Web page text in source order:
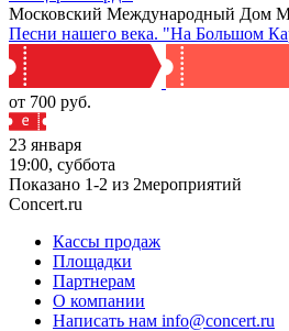
Московский Международный Дом
Песни нашего века. "На Большом
от 700 руб.
23 января
19:00, суббота
Показано 1-2 из 2мероприятий
Concert.ru
Кассы продаж
Площадки
Партнерам
О компании
Написать нам info@concert.ru